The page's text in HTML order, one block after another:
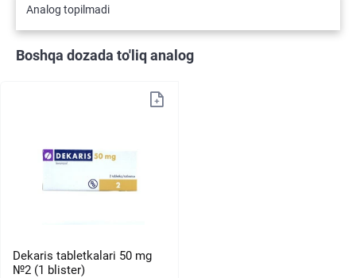
Analog topilmadi
Boshqa dozada to'liq analog
Dekaris tabletkalari 50 mg
№2 (1 blister)